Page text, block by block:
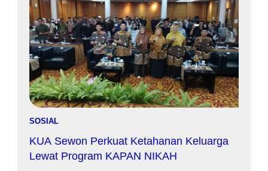
SOSIAL
KUA Sewon Perkuat Ketahanan Keluarga
Lewat Program KAPAN NIKAH